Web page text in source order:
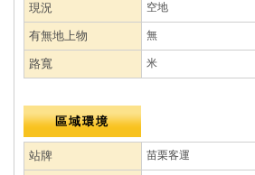
現況 空地
有無地上物 無
路寬 米
區域環境
站牌 苗栗客運